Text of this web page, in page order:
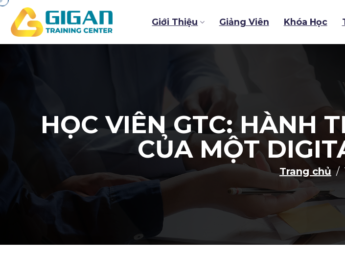
Chuyển
đến
nội
dung
Giới Thiệu Giảng Viên Khóa Học
HỌC VIÊN GTC: HÀNH
CỦA MỘT
Trang chủ